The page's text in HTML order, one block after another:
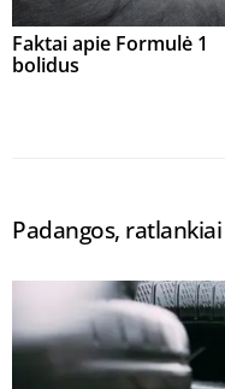
Faktai apie Formulė 1
bolidus
Padangos, ratlankiai